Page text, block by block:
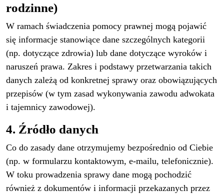
rodzinne)
W ramach świadczenia pomocy prawnej mogą pojawić
się informacje stanowiące dane szczególnych kategorii
(np. dotyczące zdrowia) lub dane dotyczące wyroków i
naruszeń prawa. Zakres i podstawy przetwarzania takich
danych zależą od konkretnej sprawy oraz obowiązujących
przepisów (w tym zasad wykonywania zawodu adwokata
i tajemnicy zawodowej).
4. Źródło danych
Co do zasady dane otrzymujemy bezpośrednio od Ciebie
(np. w formularzu kontaktowym, e-mailu, telefonicznie).
W toku prowadzenia sprawy dane mogą pochodzić
również z dokumentów i informacji przekazanych przez